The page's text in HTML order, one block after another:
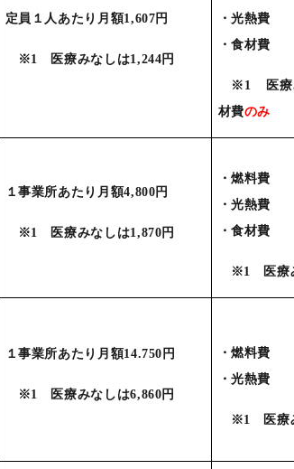
定員１人あたり月額1,607円
※1 医療みなしは1,244円
・光熱費
・食材費
※1 医療
材費のみ
１事業所あたり月額4,800円
※1 医療みなしは1,870円
・燃料費
・光熱費
・食材費
※1 医療
１事業所あたり月額14.750円
※1 医療みなしは6,860円
・燃料費
・光熱費
※1 医療